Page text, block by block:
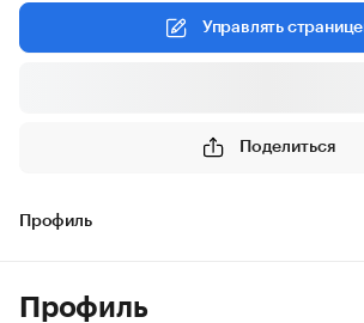
Управлять
Поделиться
Профиль
Профиль